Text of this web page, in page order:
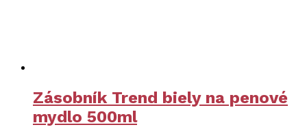
Zásobník Trend biely na penové
mydlo 500ml